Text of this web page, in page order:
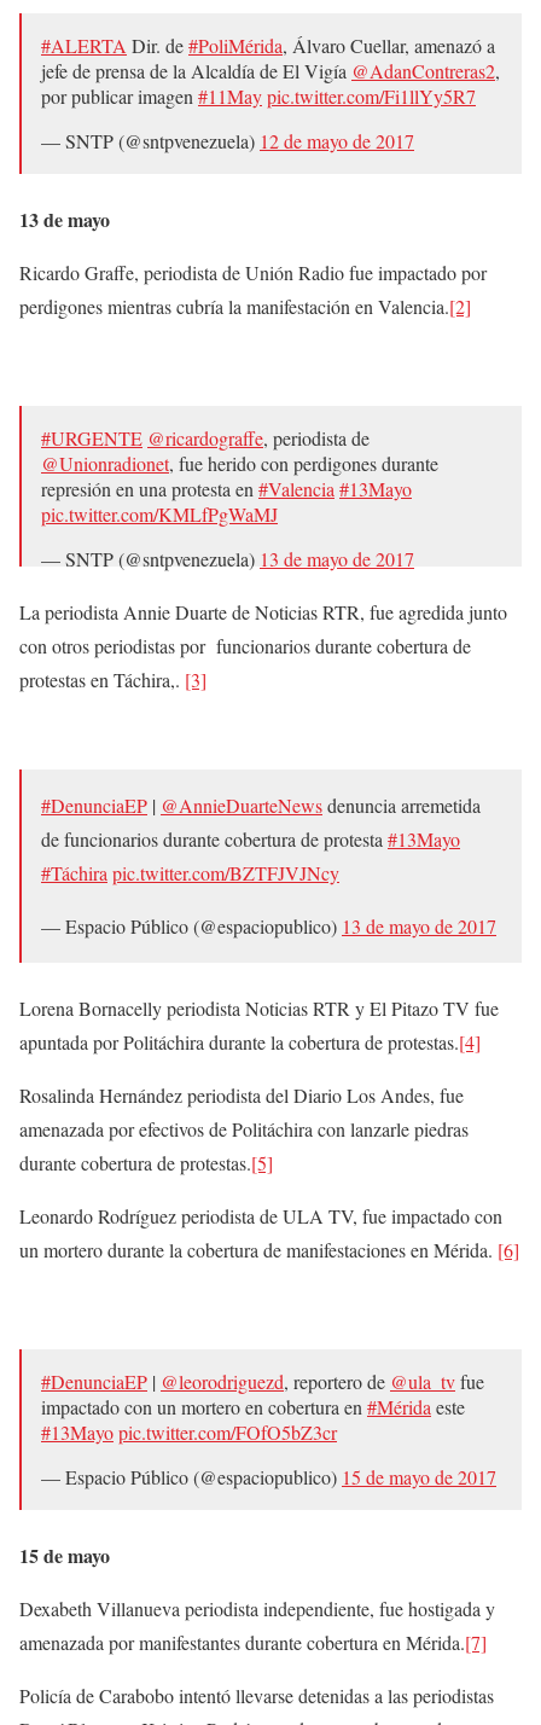
#ALERTA Dir. de#PoliMérida, Álvaro Cuellar, amenazó a
jefe de prensa de la Alcaldía de El Vigía @AdanContreras2,
por publicar imagen#11Maypic.twitter.com/Fi1llYy5R7
— SNTP (@sntpvenezuela) 12 de mayo de 2017
13 de mayo
Ricardo Graffe, periodista de Unión Radio fue impactado por
perdigones mientras cubría la manifestación en Valencia.[2]
#URGENTE @ricardograffe, periodista de
@Unionradionet, fue herido con perdigones durante
represión en una protesta en#Valencia#13Mayo
pic.twitter.com/KMLfPgWaMJ
— SNTP (@sntpvenezuela) 13 de mayo de 2017
La periodista Annie Duarte de Noticias RTR, fue agredida junto
con otros periodistas por funcionarios durante cobertura de
protestas en Táchira,. [3]
#DenunciaEP | @AnnieDuarteNewsdenuncia arremetida
de funcionarios durante cobertura de protesta#13Mayo
#Táchirapic.twitter.com/BZTFJVJNcy
— Espacio Público (@espaciopublico) 13 de mayo de 2017
Lorena Bornacelly periodista Noticias RTR y El Pitazo TV fue
apuntada por Politáchira durante la cobertura de protestas.[4]
Rosalinda Hernández periodista del Diario Los Andes, fue
amenazada por efectivos de Politáchira con lanzarle piedras
durante cobertura de protestas.[5]
Leonardo Rodríguez periodista de ULA TV, fue impactado con
un mortero durante la cobertura de manifestaciones en Mérida. [6]
#DenunciaEP | @leorodriguezd, reportero de @ula_tvfue
impactado con un mortero en cobertura en#Méridaeste
#13Mayopic.twitter.com/FOfO5bZ3cr
— Espacio Público (@espaciopublico) 15 de mayo de 2017
15 de mayo
Dexabeth Villanueva periodista independiente, fue hostigada y
amenazada por manifestantes durante cobertura en Mérida.[7]
Policía de Carabobo intentó llevarse detenidas a las periodistas